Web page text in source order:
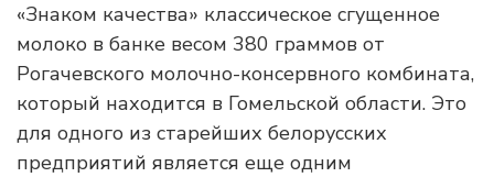
«Знаком качества» классическое сгущенное
молоко в банке весом 380 граммов от
Рогачевского молочно-консервного комбината,
который находится в Гомельской области. Это
для одного из старейших белорусских
предприятий является еще одним